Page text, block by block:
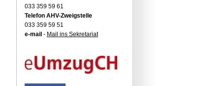
033 359 59 61
Telefon AHV-Zweigstelle
033 359 59 51
e-mail - Mail ins Sekretariat